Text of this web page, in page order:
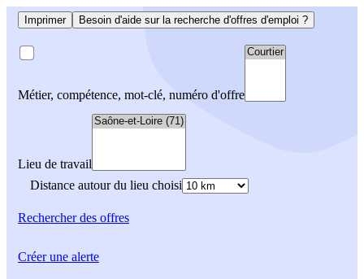
Imprimer Besoin d'aide sur la recherche d'offres d'emploi ?
Métier, compétence, mot-clé, numéro d'offre
Lieu de travail
Distance autour du lieu choisi
Rechercherdes offres
Créer une alerte